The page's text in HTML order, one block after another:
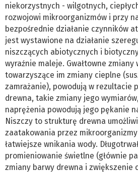
niekorzystnych - wilgotnych,
rozwojowi mikroorganizmów i przy
bezpośrednie działanie czynników
jest wystawione na działanie
niszczących abiotycznych i
wyraźnie maleje. Gwałtowne
towarzyszące im zmiany cieplne
zamrażanie), powodują w rezultacie
drewna, takie zmiany jego
naprężenia powodują jego pękanie
Niszczy to strukturę drewna
zaatakowania przez
łatwiejsze wnikania wody.
promieniowanie świetlne (głównie
zmiany barwy drewna i zwiększenie